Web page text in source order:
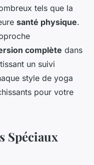
tels que la
santé physique.
complète dans
un suivi
style de yoga
pour votre
Spéciaux